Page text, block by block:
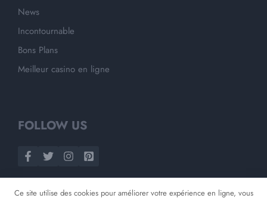
News
Incontournable
Bons Plans
Meilleur casino en ligne
FOLLOW US
Ce site utilise des cookies pour améliorer votre expérience en ligne, vous